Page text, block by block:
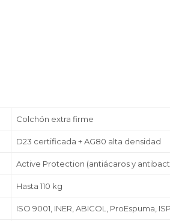
Colchón extra firme
D23 certificada + AG80 alta densidad
Active Protection (antiácaros y
Hasta 110 kg
ISO 9001, INER, ABICOL, ProEspuma,